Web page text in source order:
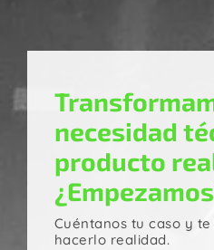
necesidad
producto
Cuéntanos tu caso y
hacerlo realidad.